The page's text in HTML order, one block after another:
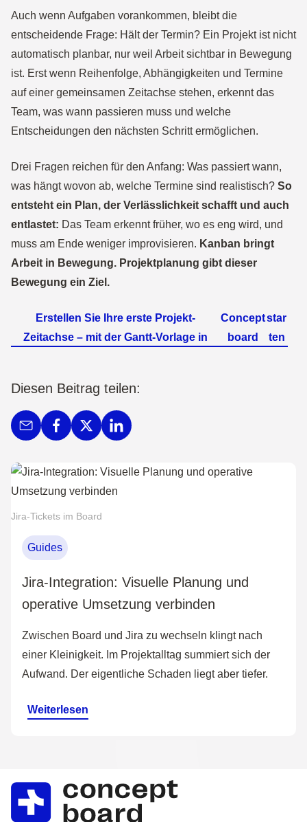
Auch wenn Aufgaben vorankommen, bleibt die
entscheidende Frage: Hält der Termin? Ein Projekt ist nicht
automatisch planbar, nur weil Arbeit sichtbar in Bewegung
ist. Erst wenn Reihenfolge, Abhängigkeiten und Termine
auf einer gemeinsamen Zeitachse stehen, erkennt das
Team, was wann passieren muss und welche
Entscheidungen den nächsten Schritt ermöglichen.
Drei Fragen reichen für den Anfang: Was passiert wann,
was hängt wovon ab, welche Termine sind realistisch? So
entsteht ein Plan, der Verlässlichkeit schafft und auch
entlastet: Das Team erkennt früher, wo es eng wird, und
muss am Ende weniger improvisieren. Kanban bringt
Arbeit in Bewegung. Projektplanung gibt dieser
Bewegung ein Ziel.
Erstellen Sie Ihre erste Projekt-
Zeitachse – mit der Gantt-Vorlage in
Concept
board
star
ten
Diesen Beitrag teilen:
Jira-Tickets im Board
Guides
Jira-Integration: Visuelle Planung und
operative Umsetzung verbinden
Zwischen Board und Jira zu wechseln klingt nach
einer Kleinigkeit. Im Projektalltag summiert sich der
Aufwand. Der eigentliche Schaden liegt aber tiefer.
Weiterlesen